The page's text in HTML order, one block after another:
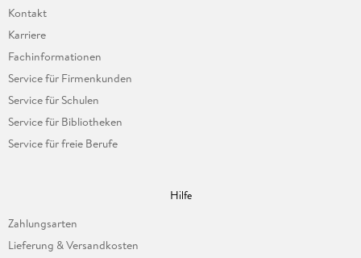
Kontakt
Karriere
Fachinformationen
Service für Firmenkunden
Service für Schulen
Service für Bibliotheken
Service für freie Berufe
Hilfe
Zahlungsarten
Lieferung & Versandkosten